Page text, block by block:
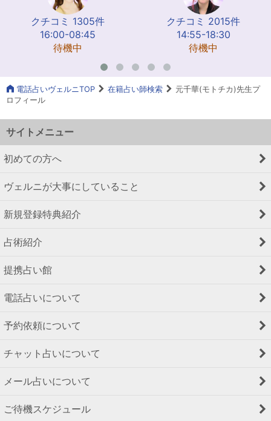
クチコミ 1305件
16:00-08:45
待機中
クチコミ 2015件
14:55-18:30
待機中
電話占いヴェルニTOP 在籍占い師検索
元千華(モトチカ)先生プ
ロフィール
サイトメニュー
初めての方へ
ヴェルニが大事にしていること
新規登録特典紹介
占術紹介
提携占い館
電話占いについて
予約依頼について
チャット占いについて
メール占いについて
ご待機スケジュール